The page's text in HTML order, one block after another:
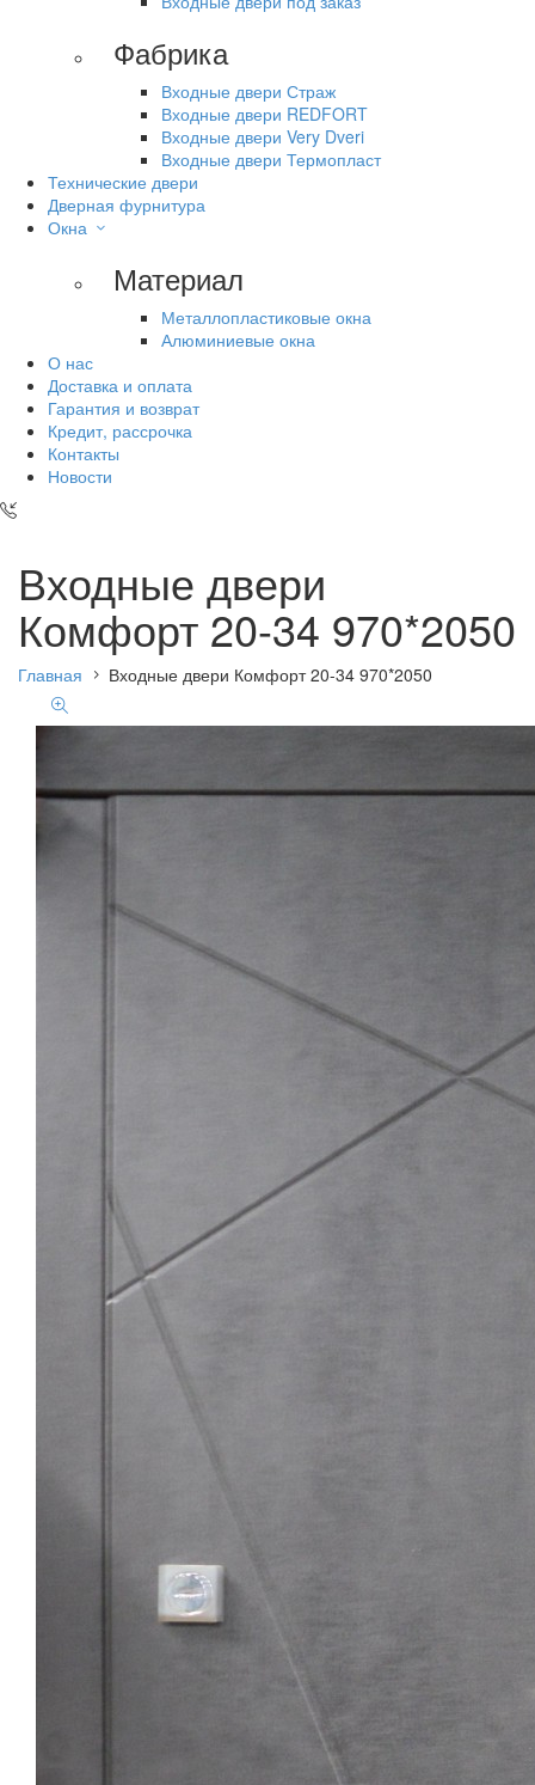
Фабрика
Входные двери Страж
Входные двери REDFORT
Входные двери Very Dveri
Входные двери Термопласт
Технические двери
Дверная фурнитура
Окна
Материал
Металлопластиковые окна
Алюминиевые окна
О нас
Доставка и оплата
Гарантия и возврат
Кредит, рассрочка
Контакты
Новости
Входные двери
Комфорт 20-34 970*2050
Главная Входные двери Комфорт 20-34 970*2050